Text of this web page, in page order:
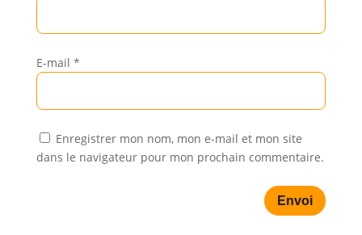
E-mail *
Enregistrer mon nom, mon e-mail et mon site
dans le navigateur pour mon prochain commentaire.
Envoi